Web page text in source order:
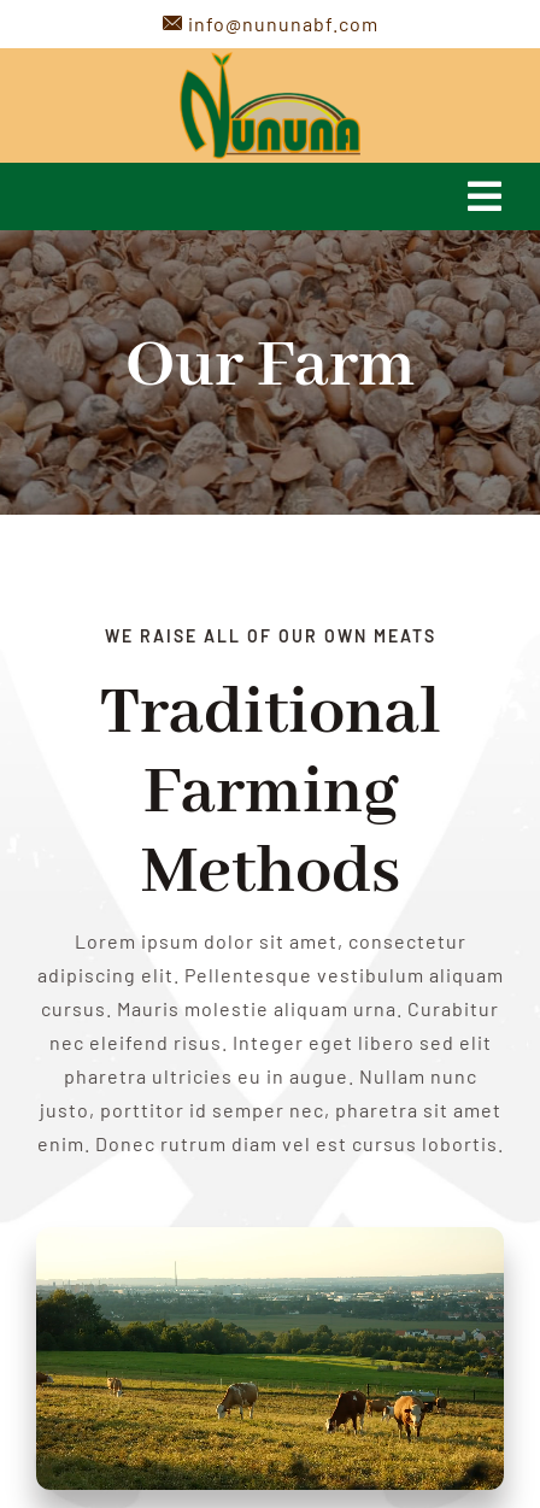
au
info@nununabf.com
à
Accueil
Presentation
Actualités
Nos Produits
Our Farm
WE RAISE ALL OF OUR OWN MEATS
Traditional
Farming
Methods
Lorem ipsum dolor sit amet, consectetur
adipiscing elit. Pellentesque vestibulum aliquam
cursus. Mauris molestie aliquam urna. Curabitur
nec eleifend risus. Integer eget libero sed elit
pharetra ultricies eu in augue. Nullam nunc
justo, porttitor id semper nec, pharetra sit amet
enim. Donec rutrum diam vel est cursus lobortis.